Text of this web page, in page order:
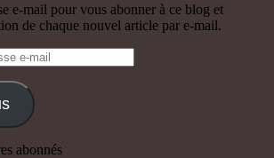
e-mail pour vous abonner à ce blog et
de chaque nouvel article par e-mail.
abonnés